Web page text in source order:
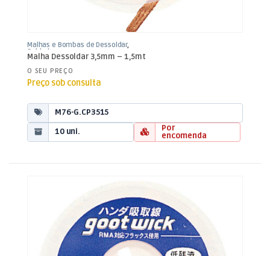
Malhas e Bombas de Dessoldar,
Soldadura
Malha Dessoldar 3,5mm – 1,5mt
O SEU PREÇO
Preço sob consulta
M76-G.CP3515
10 uni.
Por
encomenda